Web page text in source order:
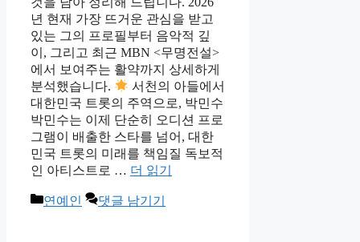
년 현재 가장 뜨거운 관심을 받고
있는 그의 프로필부터 음악적 깊
이, 그리고 최근 MBN <무명전설>
에서 보여주는 활약까지 상세하게
분석했습니다.
서천의 아들에서
대한민국 트롯의 주역으로, 박민수
박민수는 이제 단순히 오디션 프로
그램이 배출한 스타를 넘어, 대한
민국 트롯의 미래를 책임질 독보적
인 아티스트로 … 더 읽기
카
연예인 댓글 남기기